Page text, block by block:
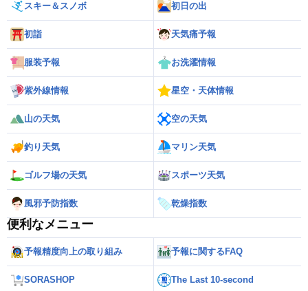
スキー＆スノボ 初日の出
初詣 天気痛予報
服装予報 お洗濯情報
紫外線情報 星空・天体情報
山の天気 空の天気
釣り天気 マリン天気
ゴルフ場の天気 スポーツ天気
風邪予防指数 乾燥指数
便利なメニュー
予報精度向上の取り組み 予報に関するFAQ
SORASHOP The Last 10-second